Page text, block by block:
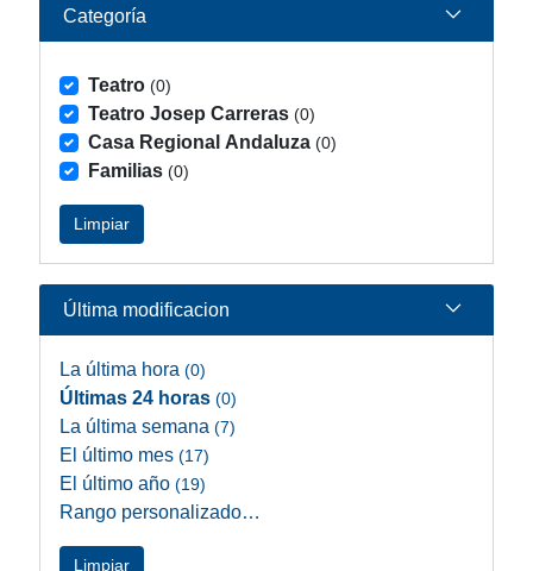
Categoría
Teatro (0)
Teatro Josep Carreras (0)
Casa Regional Andaluza (0)
Familias (0)
Limpiar
Última modificacion
La última hora (0)
Últimas 24 horas (0)
La última semana (7)
El último mes (17)
El último año (19)
Rango personalizado…
Limpiar